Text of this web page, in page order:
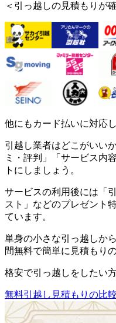
＜引っ越しの見積もりが
他にもカード払いに対応
引越し業者はどこがいい
ミ・評判」「サービス内
トにしましょう。
サービスの利用後には「
スト」などのプレゼント
ています。
単身の小さな引っ越しか
間無料で簡単に見積もり
格安で引っ越しをしたい
無料引越し見積もりの比